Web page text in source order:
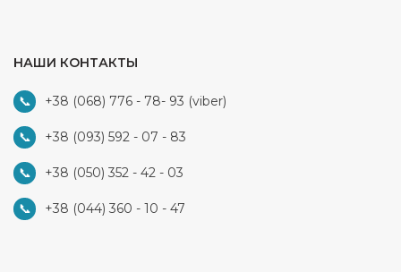
НАШИ КОНТАКТЫ
+38 (068) 776 - 78- 93 (viber)
+38 (093) 592 - 07 - 83
+38 (050) 352 - 42 - 03
+38 (044) 360 - 10 - 47